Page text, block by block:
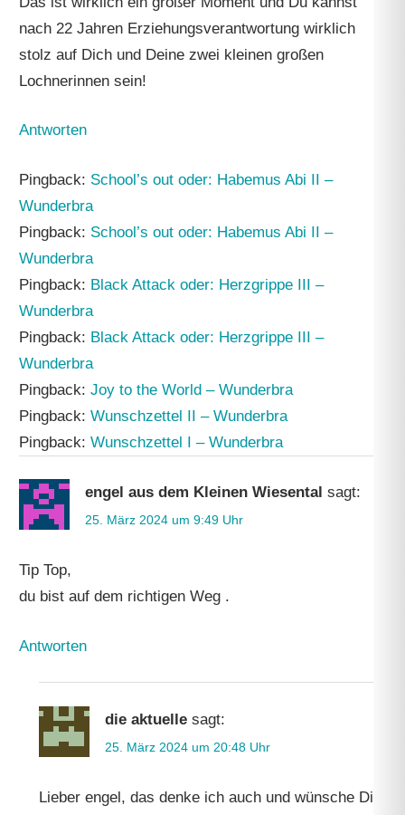
nach 22 Jahren Erziehungsverantwortung wirklich
stolz auf Dich und Deine zwei kleinen großen
Lochnerinnen sein!
Antworten
Pingback: School’s out oder: Habemus Abi II –
Wunderbra
Pingback: School’s out oder: Habemus Abi II –
Wunderbra
Pingback: Black Attack oder: Herzgrippe III –
Wunderbra
Pingback: Black Attack oder: Herzgrippe III –
Wunderbra
Pingback:Joy to the World – Wunderbra
Pingback:Wunschzettel II – Wunderbra
Pingback:Wunschzettel I – Wunderbra
engel aus dem Kleinen Wiesental sagt:
25. März 2024 um 9:49 Uhr
Tip Top,
du bist auf dem richtigen Weg .
Antworten
die aktuelle sagt:
25. März 2024 um 20:48 Uhr
Lieber engel, das denke ich auch und wünsche Dir